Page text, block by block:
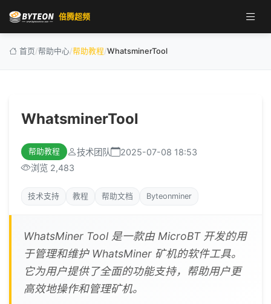
倍腾超频
首页/帮助中心/帮助教程/WhatsminerTool
WhatsminerTool
帮助教程 技术团队
2025-07-08 18:53
浏览 2,483
技术支持 教程 帮助文档 Byteonminer
WhatsMiner Tool 是一款由 MicroBT 开发的用
于管理和维护 WhatsMiner 矿机的软件工具。
它为用户提供了全面的功能支持，帮助用户更
高效地操作和管理矿机。